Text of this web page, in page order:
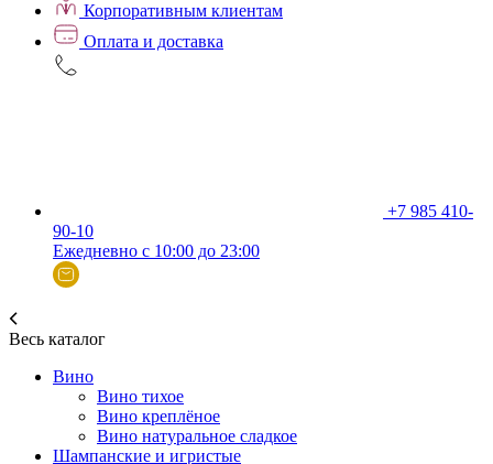
Корпоративным клиентам
Оплата и доставка
+7 985 410-
90-10
Ежедневно с 10:00 до 23:00
Весь каталог
Вино
Вино тихое
Вино креплёное
Вино натуральное сладкое
Шампанские и игристые